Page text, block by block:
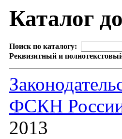
Каталог
Поиск по каталогу:
Реквизитный и
ФСКН России;
2013